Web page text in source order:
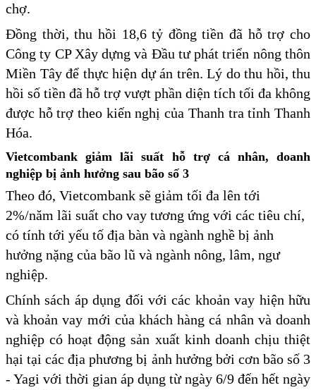
chợ.
Đồng thời, thu hồi 18,6 tỷ đồng tiền đã hỗ trợ cho
Công ty CP Xây dựng và Đầu tư phát triển nông thôn
Miền Tây để thực hiện dự án trên. Lý do thu hồi, thu
hồi số tiền đã hỗ trợ vượt phần diện tích tối đa không
được hỗ trợ theo kiến nghị của Thanh tra tỉnh Thanh
Hóa.
Vietcombank giảm lãi suất hỗ trợ cá nhân, doanh
nghiệp bị ảnh hưởng sau bão số 3
Theo đó, Vietcombank sẽ giảm tối đa lên tới
2%/năm lãi suất cho vay tương ứng với các tiêu chí,
có tính tới yếu tố địa bàn và ngành nghề bị ảnh
hưởng nặng của bão lũ và ngành nông, lâm, ngư
nghiệp.
Chính sách áp dụng đối với các khoản vay hiện hữu
và khoản vay mới của khách hàng cá nhân và doanh
nghiệp có hoạt động sản xuất kinh doanh chịu thiệt
hại tại các địa phương bị ảnh hưởng bởi cơn bão số 3
- Yagi với thời gian áp dụng từ ngày 6/9 đến hết ngày